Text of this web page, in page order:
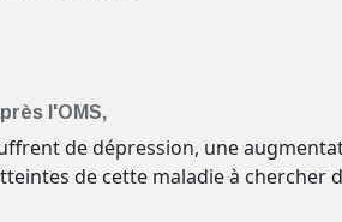
l'OMS,
de dépression, une
de cette maladie à chercher